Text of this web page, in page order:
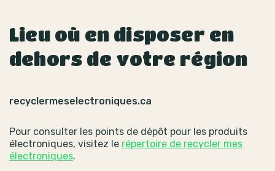
Lieu où en disposer en
dehors de votre région
recyclermeselectroniques.ca
Pour consulter les points de dépôt pour les produits
électroniques, visitez le répertoire de recycler mes
électroniques.